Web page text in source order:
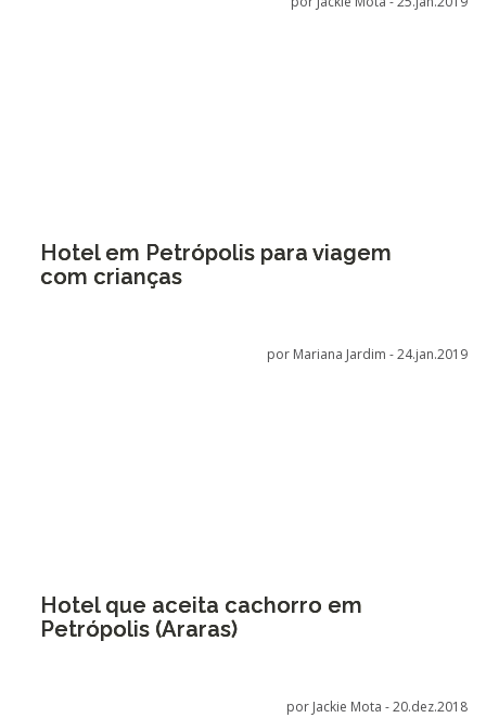
Hotel em Petrópolis para viagem
com crianças
por Mariana Jardim -24.jan.2019
Hotel que aceita cachorro em
Petrópolis (Araras)
por Jackie Mota -20.dez.2018